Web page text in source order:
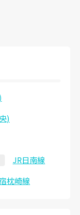
)
JR日南線
枕崎線